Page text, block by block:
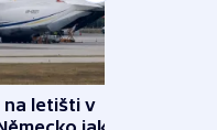
na letišti v